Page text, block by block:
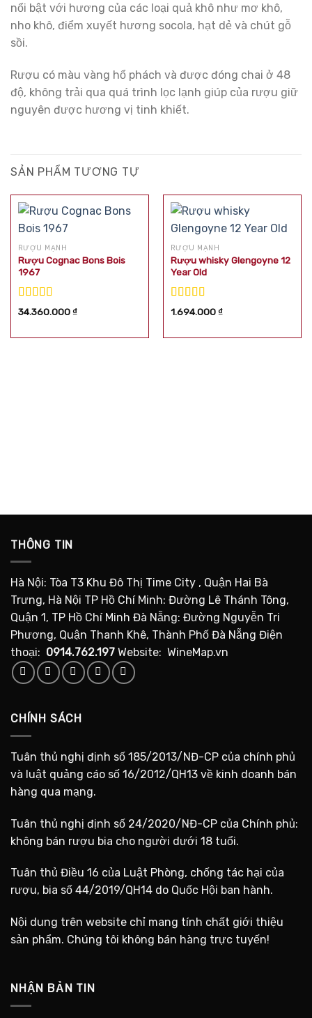
nổi bật với hương của các loại quả khô như mơ khô,
nho khô, điểm xuyết hương socola, hạt dẻ và chút gỗ
sồi.
Rượu có màu vàng hổ phách và được đóng chai ở 48
độ, không trải qua quá trình lọc lạnh giúp của rượu giữ
nguyên được hương vị tinh khiết.
SẢN PHẨM TƯƠNG TỰ
RƯỢU MẠNH
Rượu Cognac Bons Bois
1967
Được xếp
34.360.000₫
RƯỢU MẠNH
Rượu whisky Glengoyne 12
Year Old
Được xếp
1.694.000₫
THÔNG TIN
Hà Nội: Tòa T3 Khu Đô Thị Time City , Quận Hai Bà
Trưng, Hà Nội TP Hồ Chí Minh: Đường Lê Thánh Tông,
Quận 1, TP Hồ Chí Minh Đà Nẵng: Đường Nguyễn Tri
Phương, Quận Thanh Khê, Thành Phố Đà Nẵng Điện
thoại: 0914.762.197 Website: WineMap.vn
CHÍNH SÁCH
Tuân thủ nghị định số 185/2013/NĐ-CP của chính phủ
và luật quảng cáo số 16/2012/QH13 về kinh doanh bán
hàng qua mạng.
Tuân thủ nghị định số 24/2020/NĐ-CP của Chính phủ:
không bán rượu bia cho người dưới 18 tuổi.
Tuân thủ Điều 16 của Luật Phòng, chống tác hại của
rượu, bia số 44/2019/QH14 do Quốc Hội ban hành.
Nội dung trên website chỉ mang tính chất giới thiệu
sản phẩm. Chúng tôi không bán hàng trực tuyến!
NHẬN BẢN TIN